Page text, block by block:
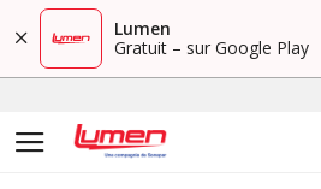
Lumen
Gratuit – sur Google Play